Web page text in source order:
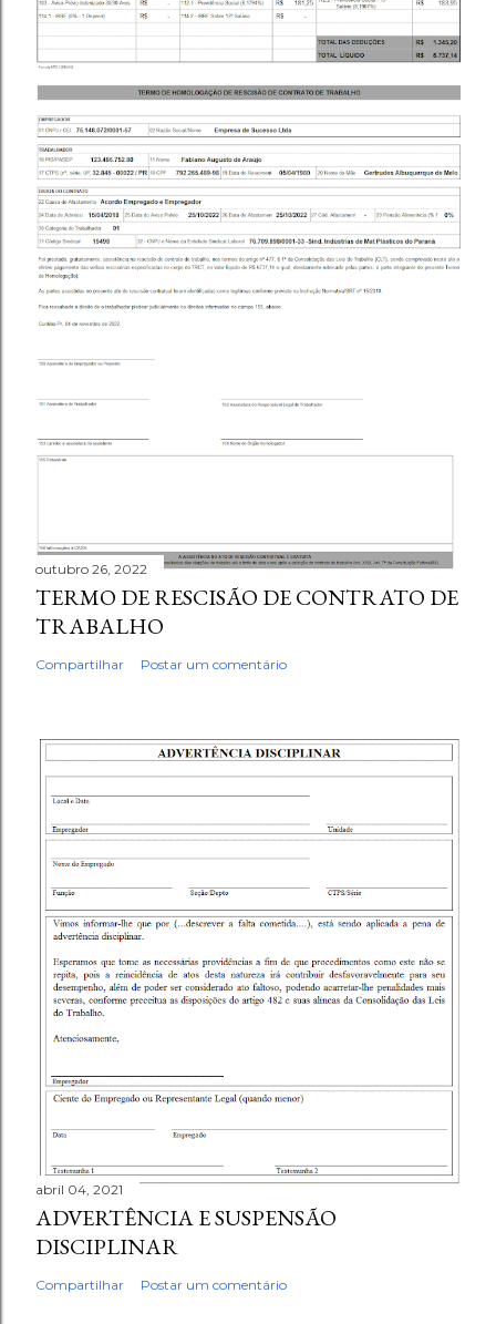
outubro 26, 2022
TERMO DE RESCISÃO DE CONTRATO DE
TRABALHO
Compartilhar Postar um comentário
abril 04, 2021
ADVERTÊNCIA E SUSPENSÃO
DISCIPLINAR
Compartilhar Postar um comentário